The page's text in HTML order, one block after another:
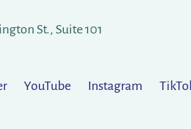
St., Suite 101
YouTube Instagram